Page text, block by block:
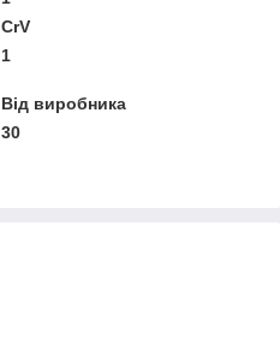
CrV
1
Від виробника
30